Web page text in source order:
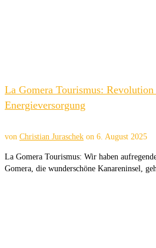
La Gomera Tourismus:
Energieversorgung
von Christian Juraschek on 6. August 2025
La Gomera Tourismus: Wir haben
Gomera, die wunderschöne Kanareninsel,